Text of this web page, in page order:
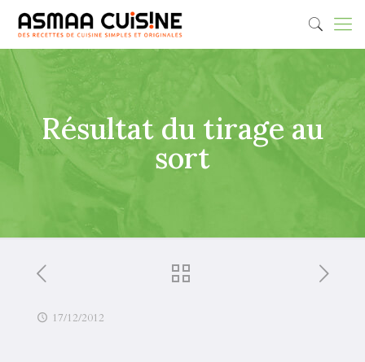
Résultat du tirage au
sort
17/12/2012